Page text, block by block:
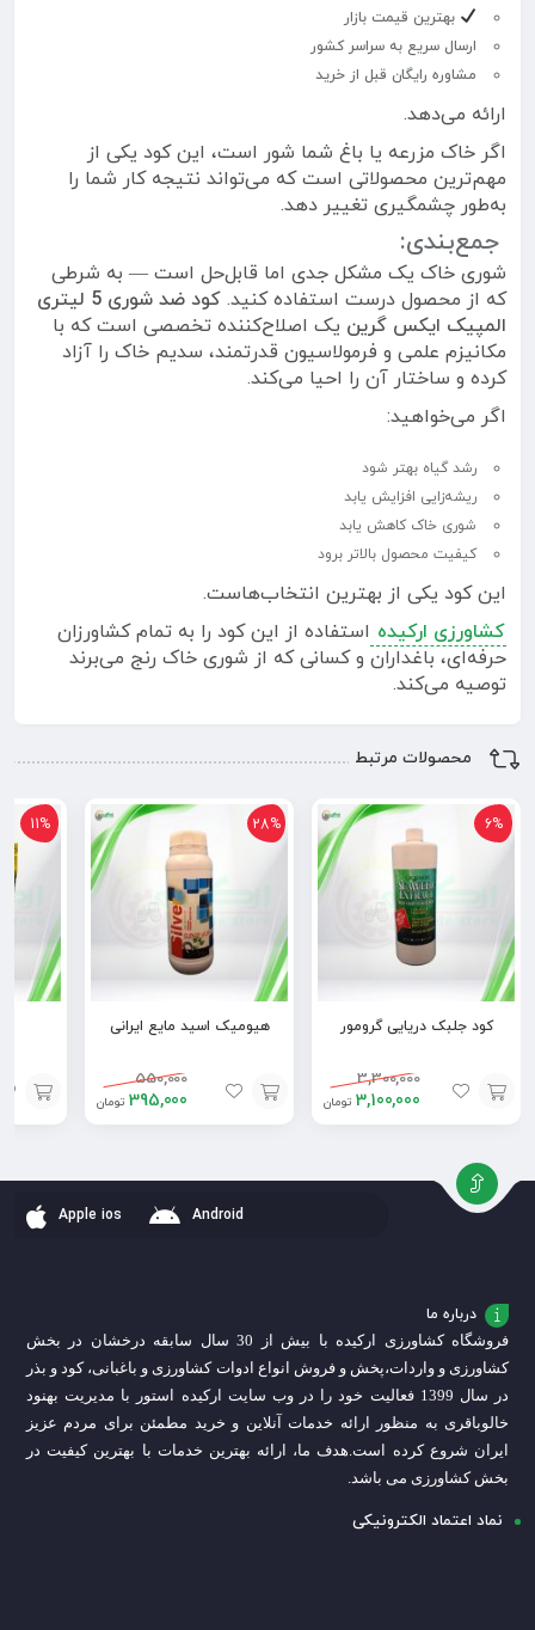
بهترین قیمت بازار
ارسال سریع به سراسر کشور
مشاوره رایگان قبل از خرید
ارائه می‌دهد.
اگر خاک مزرعه یا باغ شما شور است، این کود یکی از
مهم‌ترین محصولاتی است که می‌تواند نتیجه کار شما را
به‌طور چشمگیری تغییر دهد.
جمع‌بندی:
شوری خاک یک مشکل جدی اما قابل‌حل است — به شرطی
که از محصول درست استفاده کنید.
کود ضد شوری 5 لیتری
المپیک ایکس گرین یک اصلاح‌کننده تخصصی است که با
مکانیزم علمی و فرمولاسیون قدرتمند، سدیم خاک را آزاد
کرده و ساختار آن را احیا می‌کند.
اگر می‌خواهید:
رشد گیاه بهتر شود
ریشه‌زایی افزایش یابد
شوری خاک کاهش یابد
کیفیت محصول بالاتر برود
این کود یکی از بهترین انتخاب‌هاست.
کشاورزی ارکیده استفاده از این کود را به تمام کشاورزان
حرفه‌ای، باغداران و کسانی که از شوری خاک رنج می‌برند
توصیه می‌کند.
محصولات مرتبط
6%
کود جلبک دریایی گرومور
3,300,000
3,100,000 تومان
افزودن
به
سبد
28%
هیومیک اسید مایع ایرانی
550,000
395,000 تومان
افزودن
11%
افزودن
Apple ios Android
درباره ما
فروشگاه کشاورزی ارکیده با بیش از 30 سال سابقه درخشان در بخش
کشاورزی و واردات،پخش و فروش انواع ادوات کشاورزی و باغبانی، کود و بذر
در سال 1399 فعالیت خود را در وب سایت ارکیده استور با مدیریت بهنود
خالوباقری به منظور ارائه خدمات آنلاین و خرید مطمئن برای مردم عزیز
ایران شروع کرده است.هدف ما، ارائه بهترین خدمات با بهترین کیفیت در
بخش کشاورزی می باشد.
نماد اعتماد الکترونیکی